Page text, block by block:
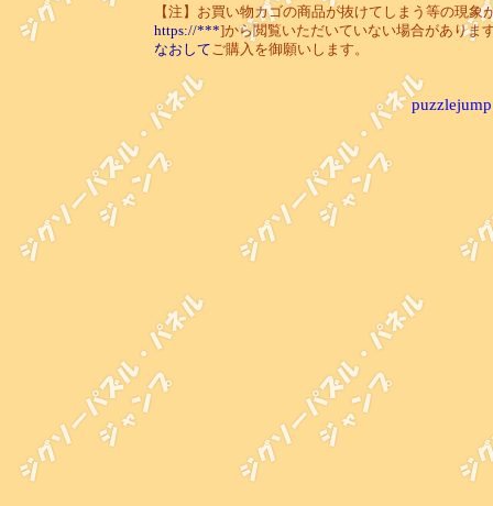
【注】お買い物カゴの商品が抜けてしまう等の現
https://***]から閲覧いただいていない場合がありま
なおして ご購入を御願いします。